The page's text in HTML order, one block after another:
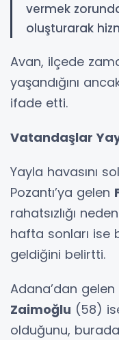
vermek
oluşturarak
Avan, ilçede
yaşandığını
ifade etti.
Vatandaşlar
Yayla havasını
Pozantı’ya gelen
rahatsızlığı
hafta sonları ise
geldiğini belirtti.
Adana’dan
Zaimoğlu (58)
olduğunu,